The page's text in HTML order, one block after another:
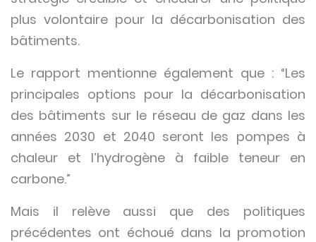
plus volontaire pour la décarbonisation des
bâtiments.
Le rapport mentionne également que : “Les
principales options pour la décarbonisation
des bâtiments sur le réseau de gaz dans les
années 2030 et 2040 seront les pompes à
chaleur et l’hydrogène à faible teneur en
carbone.”
Mais il relève aussi que des politiques
précédentes ont échoué dans la promotion